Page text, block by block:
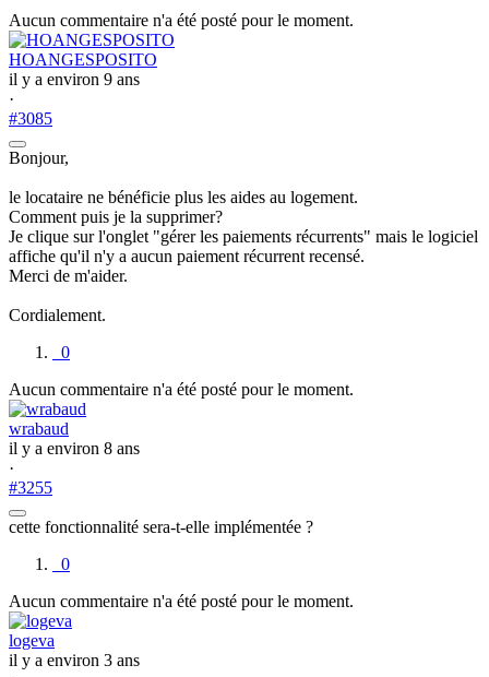
Aucun commentaire n'a été posté pour le moment.
HOANGESPOSITO
il y a environ 9 ans
·
#3085
Bonjour,
le locataire ne bénéficie plus les aides au logement.
Comment puis je la supprimer?
Je clique sur l'onglet "gérer les paiements récurrents" mais le logiciel
affiche qu'il n'y a aucun paiement récurrent recensé.
Merci de m'aider.
Cordialement.
0
Aucun commentaire n'a été posté pour le moment.
wrabaud
il y a environ 8 ans
·
#3255
cette fonctionnalité sera-t-elle implémentée ?
0
Aucun commentaire n'a été posté pour le moment.
logeva
il y a environ 3 ans